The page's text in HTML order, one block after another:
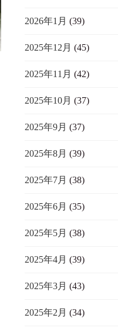
2026年1月 (39)
2025年12月 (45)
2025年11月 (42)
2025年10月 (37)
2025年9月 (37)
2025年8月 (39)
2025年7月 (38)
2025年6月 (35)
2025年5月 (38)
2025年4月 (39)
2025年3月 (43)
2025年2月 (34)